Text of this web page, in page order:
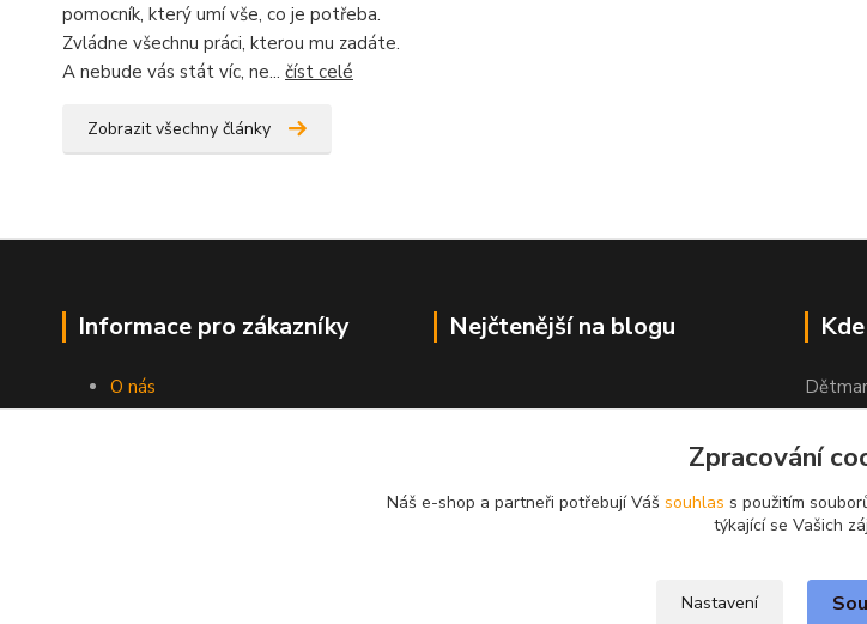
pomocník, který umí vše, co je potřeba.
Zvládne všechnu práci, kterou mu zadáte.
A nebude vás stát víc, ne... číst celé
Zobrazit všechny články
Informace pro zákazníky
O nás
Jak nakupovat
Nejčtenější na blogu
Zpracování
Náš e-shop a partneři potřebují Váš souhlas s použitím
týkající se Vašich
Nastavení